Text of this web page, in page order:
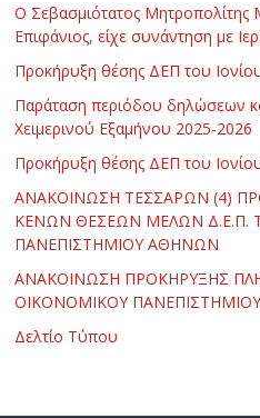
Ο Σεβασμιότατος Μητροπολίτης
Επιφάνιος, είχε συνάντηση με
Προκήρυξη θέσης ΔΕΠ του
Παράταση περιόδου δηλώσεων
Χειμερινού Εξαμήνου 2025-2026
Προκήρυξη θέσης ΔΕΠ του
ΑΝΑΚΟΙΝΩΣΗ ΤΕΣΣΑΡΩΝ (4)
ΚΕΝΩΝ ΘΕΣΕΩΝ ΜΕΛΩΝ Δ.Ε.Π.
ΠΑΝΕΠΙΣΤΗΜΙΟΥ ΑΘΗΝΩΝ
ΑΝΑΚΟΙΝΩΣΗ ΠΡΟΚΗΡΥΞΗΣ
ΟΙΚΟΝΟΜΙΚΟΥ
Δελτίο Τύπου